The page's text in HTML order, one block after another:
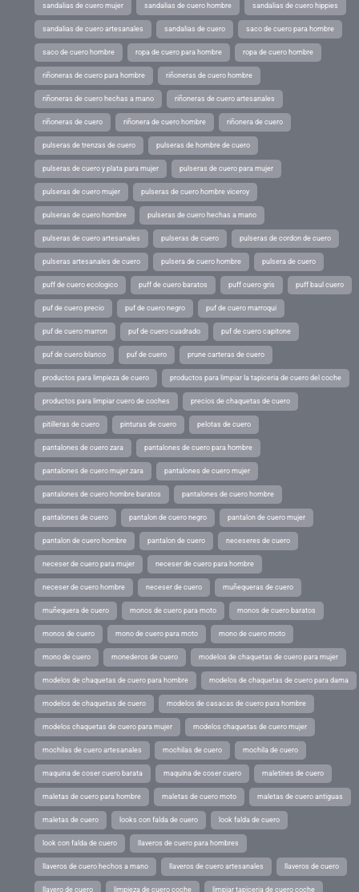
sandalias de cuero mujer sandalias de cuero hombre sandalias de cuero hippies
sandalias de cuero artesanales sandalias de cuero saco de cuero para hombre
saco de cuero hombre ropa de cuero para hombre ropa de cuero hombre
riñoneras de cuero para hombre riñoneras de cuero hombre
riñoneras de cuero hechas a mano riñoneras de cuero artesanales
riñoneras de cuero riñonera de cuero hombre riñonera de cuero
pulseras de trenzas de cuero pulseras de hombre de cuero
pulseras de cuero y plata para mujer pulseras de cuero para mujer
pulseras de cuero mujer pulseras de cuero hombre viceroy
pulseras de cuero hombre pulseras de cuero hechas a mano
pulseras de cuero artesanales pulseras de cuero pulseras de cordon de cuero
pulseras artesanales de cuero pulsera de cuero hombre pulsera de cuero
puff de cuero ecologico puff de cuero baratos puff cuero gris puff baul cuero
puf de cuero precio puf de cuero negro puf de cuero marroqui
puf de cuero marron puf de cuero cuadrado puf de cuero capitone
puf de cuero blanco puf de cuero prune carteras de cuero
productos para limpieza de cuero productos para limpiar la tapiceria de cuero del coche
productos para limpiar cuero de coches precios de chaquetas de cuero
pitilleras de cuero pinturas de cuero pelotas de cuero
pantalones de cuero zara pantalones de cuero para hombre
pantalones de cuero mujer zara pantalones de cuero mujer
pantalones de cuero hombre baratos pantalones de cuero hombre
pantalones de cuero pantalon de cuero negro pantalon de cuero mujer
pantalon de cuero hombre pantalon de cuero neceseres de cuero
neceser de cuero para mujer neceser de cuero para hombre
neceser de cuero hombre neceser de cuero muñequeras de cuero
muñequera de cuero monos de cuero para moto monos de cuero baratos
monos de cuero mono de cuero para moto mono de cuero moto
mono de cuero monederos de cuero modelos de chaquetas de cuero para mujer
modelos de chaquetas de cuero para hombre modelos de chaquetas de cuero para dama
modelos de chaquetas de cuero modelos de casacas de cuero para hombre
modelos chaquetas de cuero para mujer modelos chaquetas de cuero mujer
mochilas de cuero artesanales mochilas de cuero mochila de cuero
maquina de coser cuero barata maquina de coser cuero maletines de cuero
maletas de cuero para hombre maletas de cuero moto maletas de cuero antiguas
maletas de cuero looks con falda de cuero look falda de cuero
look con falda de cuero llaveros de cuero para hombres
llaveros de cuero hechos a mano llaveros de cuero artesanales llaveros de cuero
llavero de cuero limpieza de cuero coche limpiar tapiceria de cuero coche